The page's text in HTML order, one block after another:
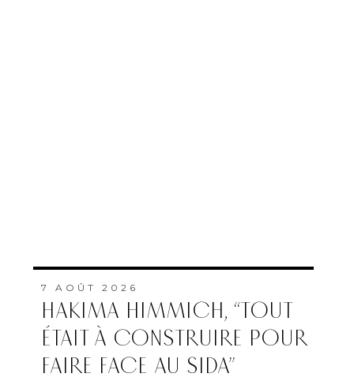
7 AOÛT 2026
HAKIMA HIMMICH, “TOUT
ÉTAIT À CONSTRUIRE POUR
FAIRE FACE AU SIDA”